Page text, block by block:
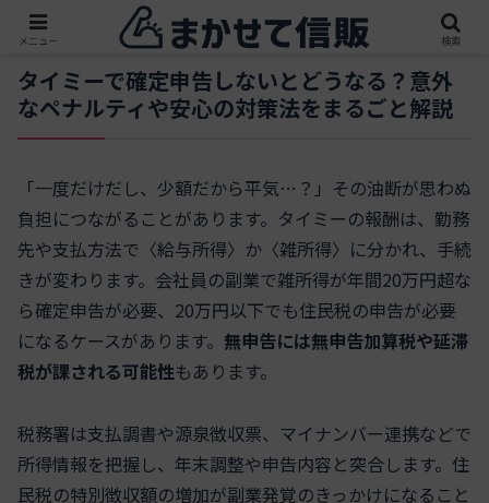
タイミーで確定申告しないとどうなる？意外
なペナルティや安心の対策法をまるごと解説
「一度だけだし、少額だから平気…？」その油断が思わぬ
負担につながることがあります。タイミーの報酬は、勤務
先や支払方法で〈給与所得〉か〈雑所得〉に分かれ、手続
きが変わります。会社員の副業で雑所得が年間20万円超な
ら確定申告が必要、20万円以下でも住民税の申告が必要
になるケースがあります。 無申告には無申告加算税や延滞
税が課される可能性もあります。
税務署は支払調書や源泉徴収票、マイナンバー連携などで
所得情報を把握し、年末調整や申告内容と突合します。住
民税の特別徴収額の増加が副業発覚のきっかけになること
メニュー 検索